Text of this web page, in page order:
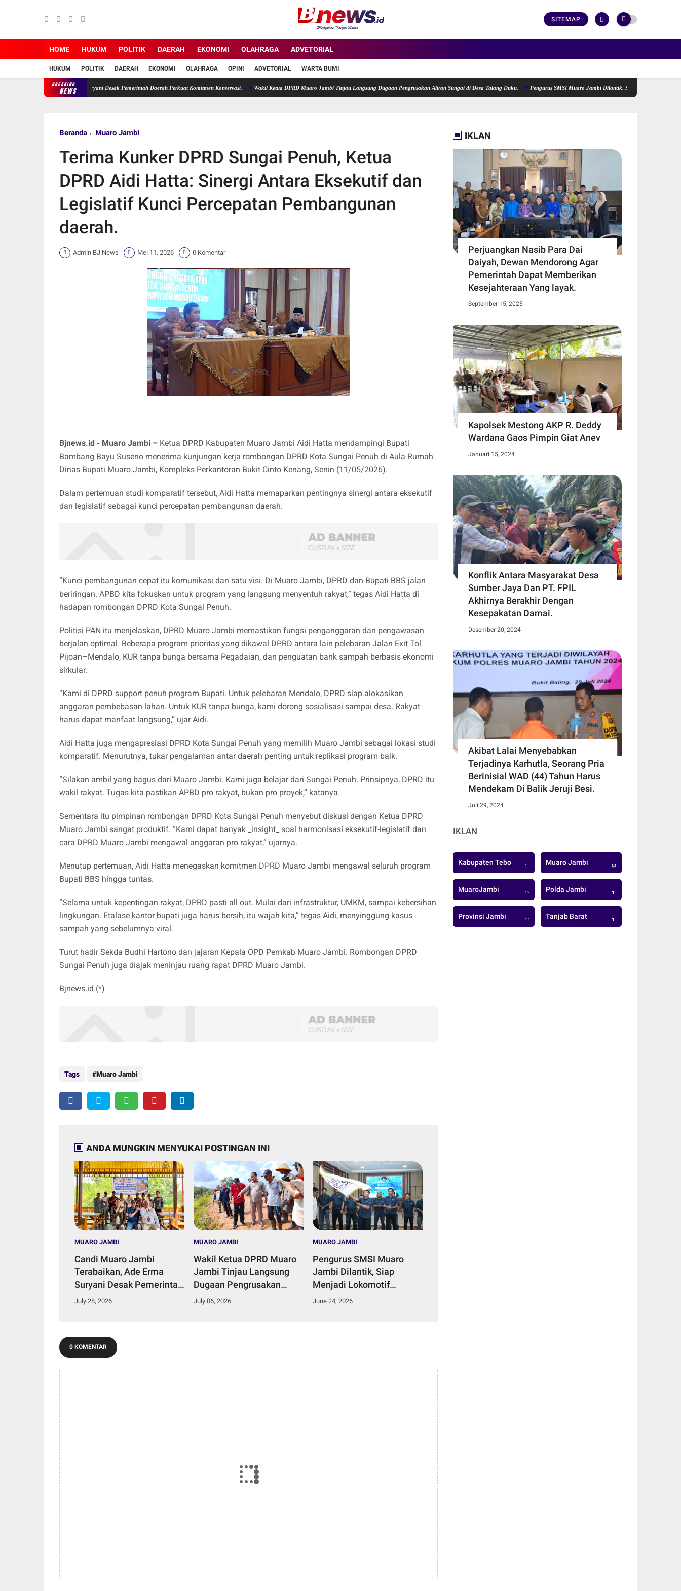
SITEMAP
HOME HUKUM POLITIK DAERAH EKONOMI OLAHRAGA ADVETORIAL
HUKUM POLITIK DAERAH EKONOMI OLAHRAGA OPINI ADVETORIAL WARTA BUMI
BREAKING
NEWS
Terabaikan, Ade Erma Suryani Desak Pemerintah Daerah Perkuat Komitmen Konservasi. Wakil Ketua DPRD Muaro Jambi Tinjau Langsung Dugaan Pengrusakan Aliran Sungai di Desa Talang Duku. Pengurus SMSI Muaro Jambi Dilantik, Siap Menjadi Lokomotif
Beranda Muaro Jambi
Terima Kunker DPRD Sungai Penuh, Ketua
DPRD Aidi Hatta: Sinergi Antara Eksekutif dan
Legislatif Kunci Percepatan Pembangunan
daerah.
Admin BJ News Mei 11, 2026 0 Komentar
Bjnews.id - Muaro Jambi – Ketua DPRD Kabupaten Muaro Jambi Aidi Hatta mendampingi Bupati
Bambang Bayu Suseno menerima kunjungan kerja rombongan DPRD Kota Sungai Penuh di Aula Rumah
Dinas Bupati Muaro Jambi, Kompleks Perkantoran Bukit Cinto Kenang, Senin (11/05/2026).
Dalam pertemuan studi komparatif tersebut, Aidi Hatta memaparkan pentingnya sinergi antara eksekutif
dan legislatif sebagai kunci percepatan pembangunan daerah.
“Kunci pembangunan cepat itu komunikasi dan satu visi. Di Muaro Jambi, DPRD dan Bupati BBS jalan
beriringan. APBD kita fokuskan untuk program yang langsung menyentuh rakyat,” tegas Aidi Hatta di
hadapan rombongan DPRD Kota Sungai Penuh.
Politisi PAN itu menjelaskan, DPRD Muaro Jambi memastikan fungsi penganggaran dan pengawasan
berjalan optimal. Beberapa program prioritas yang dikawal DPRD antara lain pelebaran Jalan Exit Tol
Pijoan–Mendalo, KUR tanpa bunga bersama Pegadaian, dan penguatan bank sampah berbasis ekonomi
sirkular.
“Kami di DPRD support penuh program Bupati. Untuk pelebaran Mendalo, DPRD siap alokasikan
anggaran pembebasan lahan. Untuk KUR tanpa bunga, kami dorong sosialisasi sampai desa. Rakyat
harus dapat manfaat langsung,” ujar Aidi.
Aidi Hatta juga mengapresiasi DPRD Kota Sungai Penuh yang memilih Muaro Jambi sebagai lokasi studi
komparatif. Menurutnya, tukar pengalaman antar daerah penting untuk replikasi program baik.
“Silakan ambil yang bagus dari Muaro Jambi. Kami juga belajar dari Sungai Penuh. Prinsipnya, DPRD itu
wakil rakyat. Tugas kita pastikan APBD pro rakyat, bukan pro proyek,” katanya.
Sementara itu pimpinan rombongan DPRD Kota Sungai Penuh menyebut diskusi dengan Ketua DPRD
Muaro Jambi sangat produktif. “Kami dapat banyak _insight_ soal harmonisasi eksekutif-legislatif dan
cara DPRD Muaro Jambi mengawal anggaran pro rakyat,” ujarnya.
Menutup pertemuan, Aidi Hatta menegaskan komitmen DPRD Muaro Jambi mengawal seluruh program
Bupati BBS hingga tuntas.
“Selama untuk kepentingan rakyat, DPRD pasti all out. Mulai dari infrastruktur, UMKM, sampai kebersihan
lingkungan. Etalase kantor bupati juga harus bersih, itu wajah kita,” tegas Aidi, menyinggung kasus
sampah yang sebelumnya viral.
Turut hadir Sekda Budhi Hartono dan jajaran Kepala OPD Pemkab Muaro Jambi. Rombongan DPRD
Sungai Penuh juga diajak meninjau ruang rapat DPRD Muaro Jambi.
Bjnews.id (*)
Tags Muaro Jambi
ANDA MUNGKIN MENYUKAI POSTINGAN INI
MUARO JAMBI
Candi Muaro Jambi
Terabaikan, Ade Erma
Suryani Desak Pemerintah
Daerah Perkuat Komitmen
July 28, 2026
MUARO JAMBI
Wakil Ketua DPRD Muaro
Jambi Tinjau Langsung
Dugaan Pengrusakan
Aliran Sungai di Desa
July 06, 2026
MUARO JAMBI
Pengurus SMSI Muaro
Jambi Dilantik, Siap
Menjadi Lokomotif
Penggerak Informasi yang
June 24, 2026
0 KOMENTAR
IKLAN
Perjuangkan Nasib Para Dai
Daiyah, Dewan Mendorong Agar
Pemerintah Dapat Memberikan
Kesejahteraan Yang layak.
September 15, 2025
Kapolsek Mestong AKP R. Deddy
Wardana Gaos Pimpin Giat Anev
Januari 15, 2024
Konflik Antara Masyarakat Desa
Sumber Jaya Dan PT. FPIL
Akhirnya Berakhir Dengan
Kesepakatan Damai.
Desember 20, 2024
Akibat Lalai Menyebabkan
Terjadinya Karhutla, Seorang Pria
Berinisial WAD (44) Tahun Harus
Mendekam Di Balik Jeruji Besi.
Juli 29, 2024
IKLAN
Kabupaten Tebo 1 Muaro Jambi 906
MuaroJambi 137 Polda Jambi 1
Provinsi Jambi 113 Tanjab Barat 1